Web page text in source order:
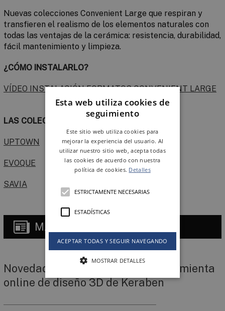
Nuevas colecciones Convenient Large que respiran y
transfieren el realismo de los elementos naturales con
todas las ventajas de la cerámica: resistencia, durabilidad,
fácil mantenimiento y limpieza.
¿CÓMO INSTALARLO?
VÍDEO INSTALACIÓN FORMATOS CONVENIENT LARGE
LAS COLECCIONES
UPTOWN
EVOQUE
SAVIA
MÁS
Novedades disponibles en la herramienta
online de diseño 3D de Keraben
Esta web utiliza cookies de
seguimiento
Este sitio web utiliza cookies para
mejorar la experiencia del usuario. Al
utilizar nuestro sitio web, acepta todas
las cookies de acuerdo con nuestra
política de cookies. Detalles
ESTRICTAMENTE NECESARIAS
ESTADÍSTICAS
ACEPTAR TODAS Y SEGUIR NAVEGANDO
MOSTRAR DETALLES